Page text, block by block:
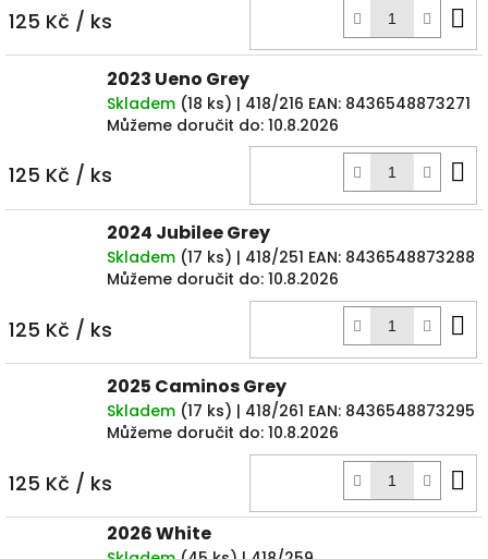
125 Kč / ks
2023 Ueno Grey
Skladem (18 ks) | 418/216 EAN: 8436548873271
Můžeme doručit do: 10.8.2026
125 Kč / ks
2024 Jubilee Grey
Skladem (17 ks) | 418/251 EAN: 8436548873288
Můžeme doručit do: 10.8.2026
125 Kč / ks
2025 Caminos Grey
Skladem (17 ks) | 418/261 EAN: 8436548873295
Můžeme doručit do: 10.8.2026
125 Kč / ks
2026 White